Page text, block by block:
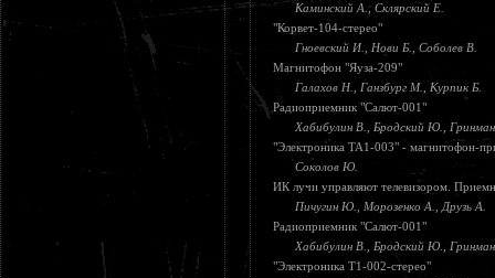
Каминский А., Склярский Е.
"Корвет-104-стерео"
Гноевский И., Нови Б., Соболев В.
Магнитофон "Яуза-209"
Галахов Н., Ганзбург М., Курпик Б.
Радиоприемник "Салют-001"
Хабибулин В., Бродский Ю.,
"Электроника ТА1-003" - магнитофон-
Соколов Ю.
ИК лучи управляют телевизором.
Пичугин Ю., Морозенко А., Друзь А.
Радиоприемник "Салют-001"
Хабибулин В., Бродский Ю.,
"Электроника Т1-002-стерео"